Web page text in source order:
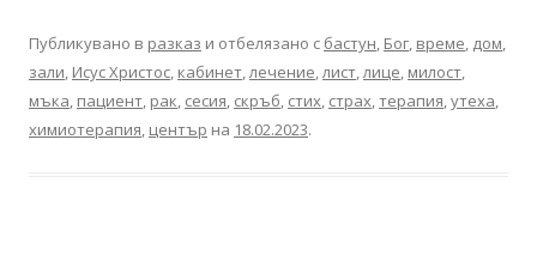
Публикувано в разказ и отбелязано с бастун, Бог, време, дом,
зали, Исус Христос, кабинет,лечение,лист,лице, милост,
мъка, пациент, рак, сесия, скръб, стих, страх,терапия,утеха,
химиотерапия, център на 18.02.2023.